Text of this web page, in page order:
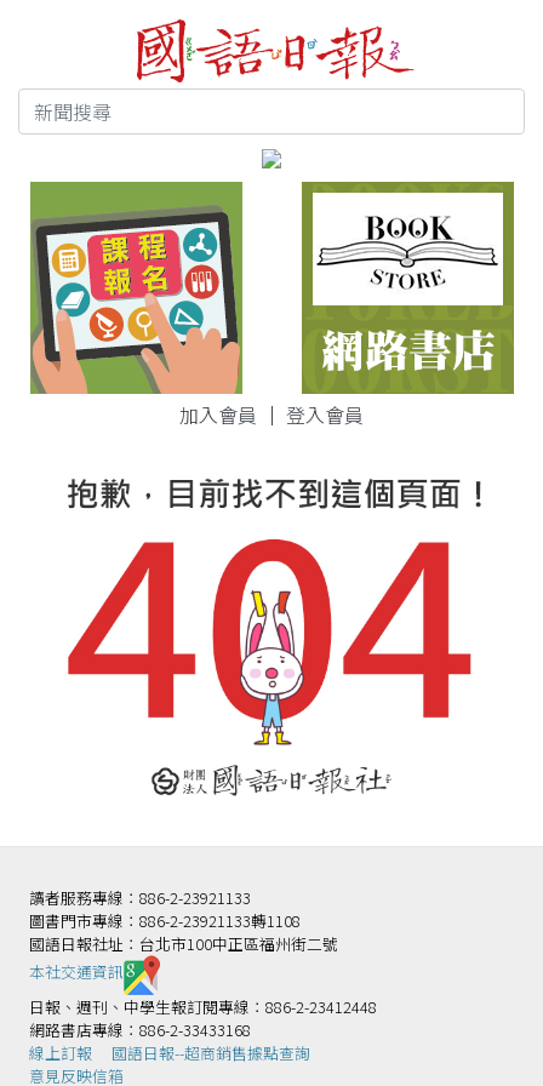
加入會員 ｜ 登入會員
讀者服務專線：886-2-23921133
圖書門市專線：886-2-23921133轉1108
國語日報社址：台北市100中正區福州街二號
本社交通資訊️
日報、週刊、中學生報訂閱專線：886-2-23412448
網路書店專線：886-2-33433168
線上訂報
國語日報--超商銷售據點查詢
意見反映信箱